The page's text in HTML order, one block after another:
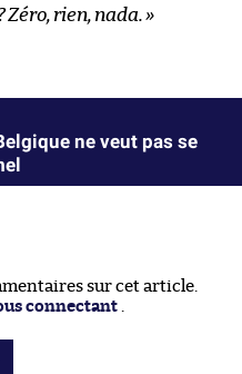
rien, nada. »
ne veut pas se
sur cet article.
connectant